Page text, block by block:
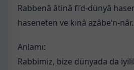
Rabbenâ âtinâ fi’d-dünyâ
haseneten ve kınâ azâbe’n-nâr.
Anlamı:
Rabbimiz, bize dünyada da